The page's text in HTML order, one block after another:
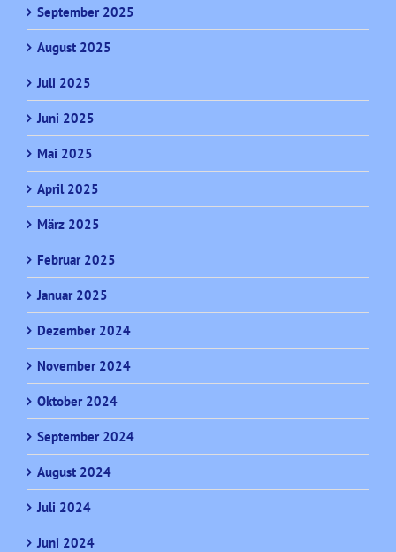
September 2025
August 2025
Juli 2025
Juni 2025
Mai 2025
April 2025
März 2025
Februar 2025
Januar 2025
Dezember 2024
November 2024
Oktober 2024
September 2024
August 2024
Juli 2024
Juni 2024